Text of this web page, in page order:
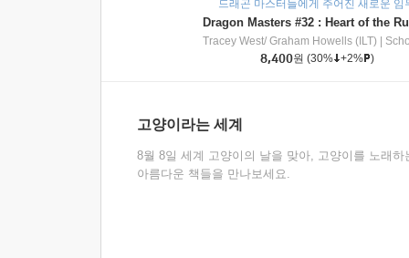
드래곤 마스터들에게 주어진 새로운 임
Tracey West/ Graham Howells (ILT)
8,400원 (30% +2% )
고양이라는 세계
8월 8일 세계 고양이의 날을 맞아, 고양이를 노래하
아름다운 책들을 만나보세요.